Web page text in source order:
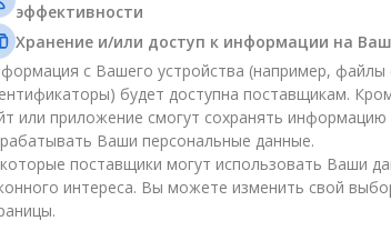
эффективности
Хранение и/или доступ к информации на
с Вашего устройства (например, файлы
будет доступна поставщикам.
или приложение смогут сохранять
Ваши персональные данные.
поставщики могут использовать Ваши
интереса. Вы можете изменить свой